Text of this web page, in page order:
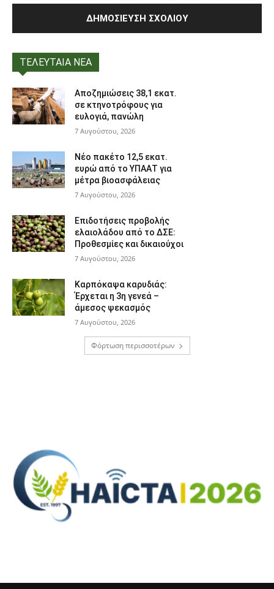
ΤΕΛΕΥΤΑΙΑ ΝΕΑ
Αποζημιώσεις 38,1 εκατ.
σε κτηνοτρόφους για
ευλογιά, πανώλη
7 Αυγούστου, 2026
Νέο πακέτο 12,5 εκατ.
ευρώ από το ΥΠΑΑΤ για
μέτρα βιοασφάλειας
7 Αυγούστου, 2026
Επιδοτήσεις προβολής
ελαιολάδου από το ΔΣΕ:
Προθεσμίες και δικαιούχοι
7 Αυγούστου, 2026
Καρπόκαψα καρυδιάς:
Έρχεται η 3η γενεά –
άμεσος ψεκασμός
7 Αυγούστου, 2026
Φόρτωση περισσοτέρων